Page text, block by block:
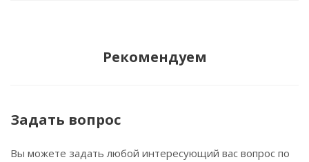
Рекомендуем
Задать вопрос
Вы можете задать любой интересующий вас вопрос по